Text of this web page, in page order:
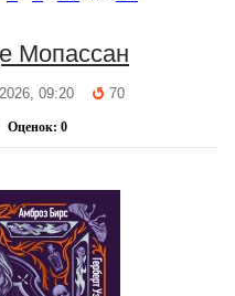
Мопассан
09:20 70
Оценок: 0